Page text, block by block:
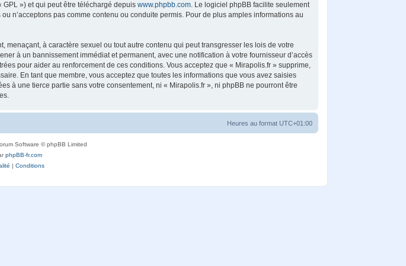
GPL ») et qui peut être téléchargé depuis www.phpbb.com. Le logiciel phpBB facilite seulement
n’acceptons pas comme contenu ou conduite permis. Pour de plus amples informations au
à caractère sexuel ou tout autre contenu qui peut transgresser les lois de votre
à un bannissement immédiat et permanent, avec une notification à votre fournisseur d’accès
pour aider au renforcement de ces conditions. Vous acceptez que « Mirapolis.fr » supprime,
En tant que membre, vous acceptez que toutes les informations que vous avez saisies
à une tierce partie sans votre consentement, ni « Mirapolis.fr », ni phpBB ne pourront être
Heures au format UTC+01:00
Software © phpBB Limited
phpBB-fr.com
| Conditions